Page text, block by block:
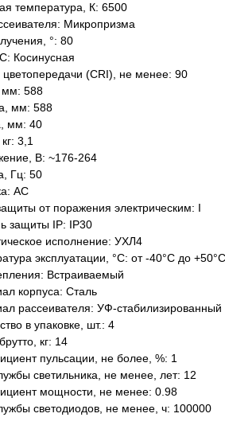
температура, К: 6500
Микропризма
°: 80
Косинусная
цветопередачи (CRI), не менее: 90
мм: 588
мм: 588
мм: 40
3,1
В: ~176-264
Гц: 50
AC
от поражения электрическим: I
защиты IP: IP30
исполнение: УХЛ4
эксплуатации, °С: от -40°C до +50°C
Встраиваемый
корпуса: Сталь
рассеивателя: УФ-стабилизированный
в упаковке, шт.: 4
кг: 14
пульсации, не более, %: 1
светильника, не менее, лет: 12
мощности, не менее: 0.98
светодиодов, не менее, ч: 100000